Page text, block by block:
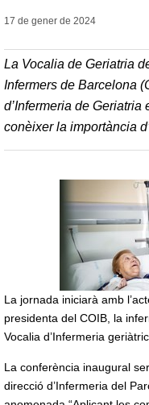
17 de gener de 2024
La Vocalia de Geriatria
Infermers de Barcelona
d’Infermeria de
conèixer la importància
La jornada iniciarà amb
presidenta del COIB, la
Vocalia d’Infermeria
La conferència inaugural
direcció d’Infermeria del